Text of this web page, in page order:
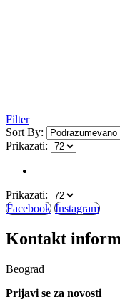
Filter
Sort By:
Prikazati:
Prikazati:
Facebook Instagram
Kontakt
Beograd
Prijavi se za novosti